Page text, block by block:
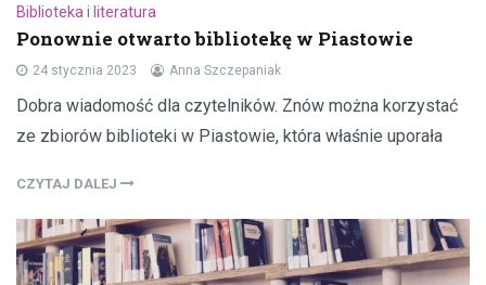
Biblioteka i literatura
Ponownie otwarto bibliotekę w Piastowie
24 stycznia 2023 Anna Szczepaniak
Dobra wiadomość dla czytelników. Znów można korzystać
ze zbiorów biblioteki w Piastowie, która właśnie uporała
CZYTAJ DALEJ